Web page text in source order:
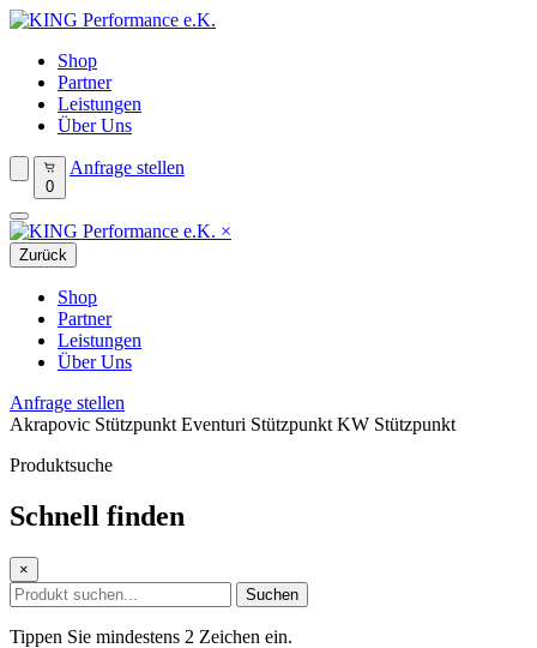
Shop
Partner
Leistungen
Über Uns
0
Anfrage stellen
×
Zurück
Shop
Partner
Leistungen
Über Uns
Anfrage stellen
Akrapovic Stützpunkt Eventuri Stützpunkt KW Stützpunkt
Produktsuche
Schnell finden
×
Suchen
Tippen Sie mindestens 2 Zeichen ein.